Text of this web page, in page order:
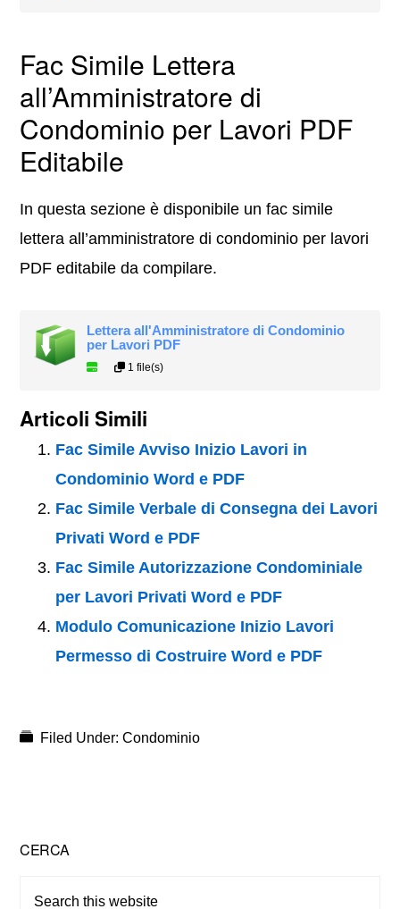
Fac Simile Lettera
all’Amministratore di
Condominio per Lavori PDF
Editabile
In questa sezione è disponibile un fac simile
lettera all’amministratore di condominio per lavori
PDF editabile da compilare.
Lettera all'Amministratore di Condominio
per Lavori PDF
1 file(s)
Articoli Simili
Fac Simile Avviso Inizio Lavori in
Condominio Word e PDF
Fac Simile Verbale di Consegna dei Lavori
Privati Word e PDF
Fac Simile Autorizzazione Condominiale
per Lavori Privati Word e PDF
Modulo Comunicazione Inizio Lavori
Permesso di Costruire Word e PDF
Filed Under:Condominio
Primary
Sidebar
CERCA